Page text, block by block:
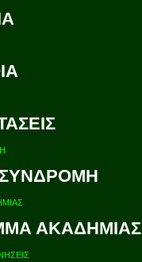
ΣΥΝΔΡΟΜΗ
ΑΚΑΔΗΜΙΑΣ